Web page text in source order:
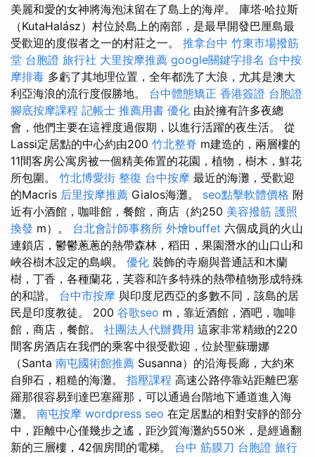
美麗和愛的女神將海泡沫留在了島上的海岸。 庫塔·哈拉斯
（KutaHalász）村位於島上的南部，是最早開發巴厘島最
受歡迎的度假者之一的村莊之一。 推拿台中 竹東市場撥筋
堂 台胞證 旅行社 大里按摩推薦 google關鍵字排名 台中按
摩排毒 多虧了其地理位置，全年都洗了大浪，尤其是澳大
利亞海浪的流行度假勝地。 台中體態矯正 香港簽證 台胞證
腳底按摩課程 記帳士 推薦用書 優化 由於擁有許多夜總
會，他們主要在這裡度過假期，以進行活躍的夜生活。 從
Lassi定居點的中心約由200 竹北整脊 m建造的，兩層樓的
11間客房公寓房被一個精美佈置的花園，植物，樹木，鮮花
所包圍。 竹北博愛街 整復 台中按摩 最近的海灘，受歡迎
的Macris 后里按摩推薦 Gialos海灘。 seo點擊軟體價格 附
近有小酒館，咖啡館，餐館，商店（約250 美容撥筋 護照
換發 m）。 台北會計師事務所 外燴buffet 六個成員的火山
連鎖店，鬱鬱蔥蔥的熱帶森林，稻田，果園潛水的山口山和
峽谷樹木設定的島嶼。 優化 裝飾的寺廟與普通話和木蘭
樹，丁香，各種蘭花，芙蓉和許多特殊的熱帶植物形成特殊
的和諧。 台中市按摩 與印度尼西亞的多數不同，該島的居
民是印度教徒。 200 谷歌seo m，靠近酒館，酒吧，咖啡
館，商店，餐館。 社團法人代辦費用 這家非常精緻的220
間客房酒店在我們的乘客中很受歡迎，位於聖蘇珊娜
（Santa 南屯國術館推薦 Susanna）的沿海長廊，大約來
自卵石，粗糙的海灘。 指壓課程 高速公路停靠站距離巴塞
羅那很容易到達巴塞羅那，可以通過台階地下通道進入海
灘。 南屯按摩 wordpress seo 在定居點​​的相對安靜的部分
中，距離中心僅幾步之遙，距沙質海灘約550米，是經過翻
新的三層樓，42個房間的電梯。 台中 筋膜刀 台胞證 旅行